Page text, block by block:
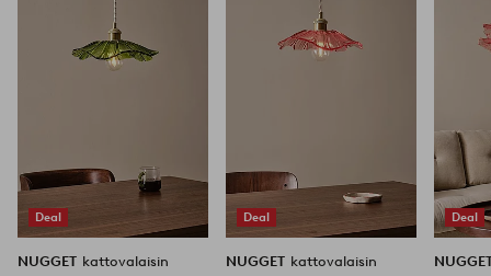
Deal
NUGGET kattovalaisin
Deal
NUGGET kattovalaisin
Deal